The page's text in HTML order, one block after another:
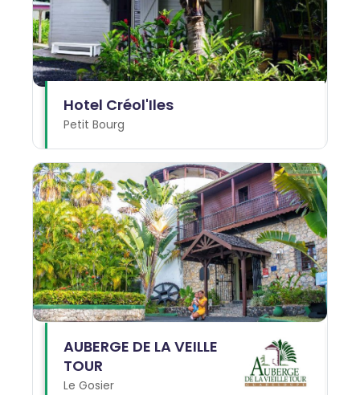
Hotel Créol'Iles
Petit Bourg
AUBERGE DE LA VEILLE
TOUR
Le Gosier